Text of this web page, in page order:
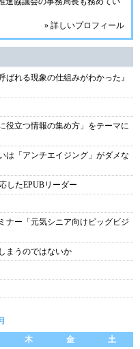
» 詳しいプロフィール
れる現象の仕組みがわかった』
役立つ情報の集め方」をテーマに
は「アンチエイジング」がダメな
したEPUBリーダー
ナー「元気シニア向けビッグビジ
まうのではないか
木 金
土